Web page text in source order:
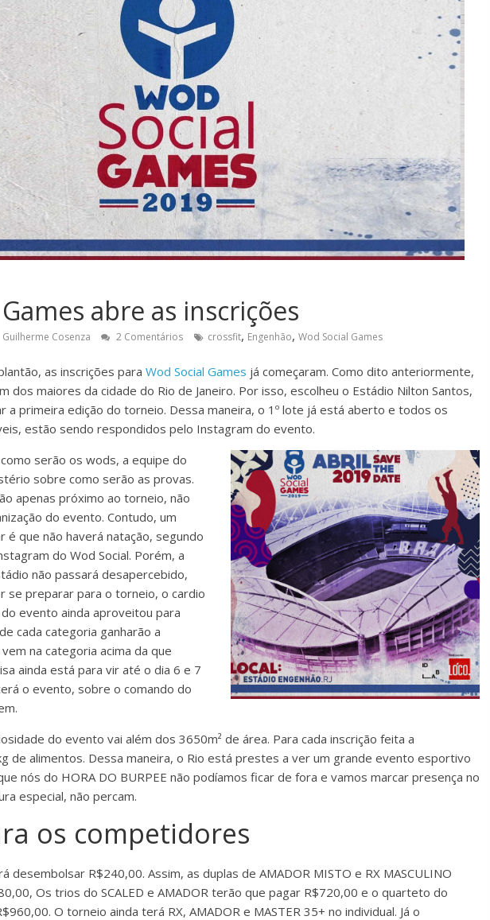
abre as inscrições
Guilherme Cosenza 2 Comentários crossfit, Engenhão, Wod Social Games
as inscrições para Wod Social Games já começaram. Como dito anteriormente,
dos maiores da cidade do Rio de Janeiro. Por isso, escolheu o Estádio Nilton Santos,
a primeira edição do torneio. Dessa maneira, o 1º lote já está aberto e todos os
estão sendo respondidos pelo Instagram do evento.
serão os wods, a equipe do
sobre como serão as provas.
apenas próximo ao torneio, não
do evento. Contudo, um
é que não haverá natação, segundo
do Wod Social. Porém, a
não passará desapercebido,
se preparar para o torneio, o cardio
evento ainda aproveitou para
cada categoria ganharão a
na categoria acima da que
ainda está para vir até o dia 6 e 7
o evento, sobre o comando do
do evento vai além dos 3650m² de área. Para cada inscrição feita a
de alimentos. Dessa maneira, o Rio está prestes a ver um grande evento esportivo
nós do HORA DO BURPEE não podíamos ficar de fora e vamos marcar presença no
especial, não percam.
os competidores
desembolsar R$240,00. Assim, as duplas de AMADOR MISTO e RX MASCULINO
Os trios do SCALED e AMADOR terão que pagar R$720,00 e o quarteto do
O torneio ainda terá RX, AMADOR e MASTER 35+ no individual. Já o